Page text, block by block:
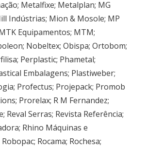
Metalfixe; Metalplan; MG
Indústrias; Mion & Mosole; MP
Equipamentos; MTM;
Nobeltex; Obispa; Ortobom;
Perplastic; Phametal;
Embalagens; Plastiweber;
Profectus; Projepack; Promob
Prorelax; R M Fernandez;
Reval Serras; Revista Referência;
Rhino Máquinas e
Rocama; Rochesa;